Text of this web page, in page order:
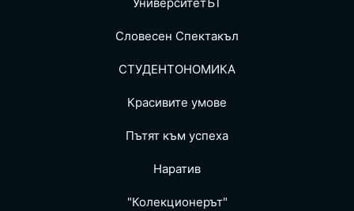
Словесен Спектакъл
СТУДЕНТОНОМИКА
Красивите умове
Пътят към успеха
Наратив
"Колекционерът"